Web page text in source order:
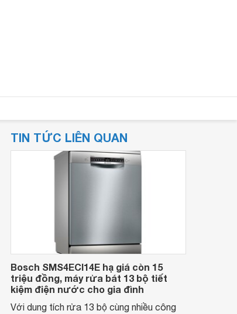
TIN TỨC LIÊN QUAN
Bosch SMS4ECI14E hạ giá còn 15
triệu đồng, máy rửa bát 13 bộ tiết
kiệm điện nước cho gia đình
Với dung tích rửa 13 bộ cùng nhiều công